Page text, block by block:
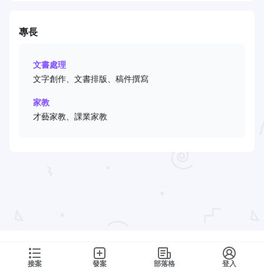
接案 發案 部落格 登入
專長
文書處理
文字創作、文書排版、稿件撰寫
家教
才藝家教、課業家教